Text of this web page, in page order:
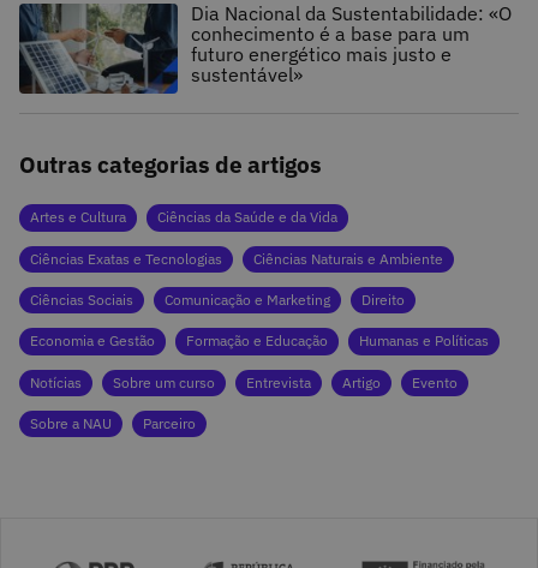
Dia Nacional da Sustentabilidade: «O
conhecimento é a base para um
futuro energético mais justo e
sustentável»
Outras categorias de artigos
Artes e Cultura Ciências da Saúde e da Vida
Ciências Exatas e Tecnologias Ciências Naturais e Ambiente
Ciências Sociais Comunicação e Marketing Direito
Economia e Gestão Formação e Educação Humanas e Políticas
Notícias Sobre um curso Entrevista Artigo Evento
Sobre a NAU Parceiro